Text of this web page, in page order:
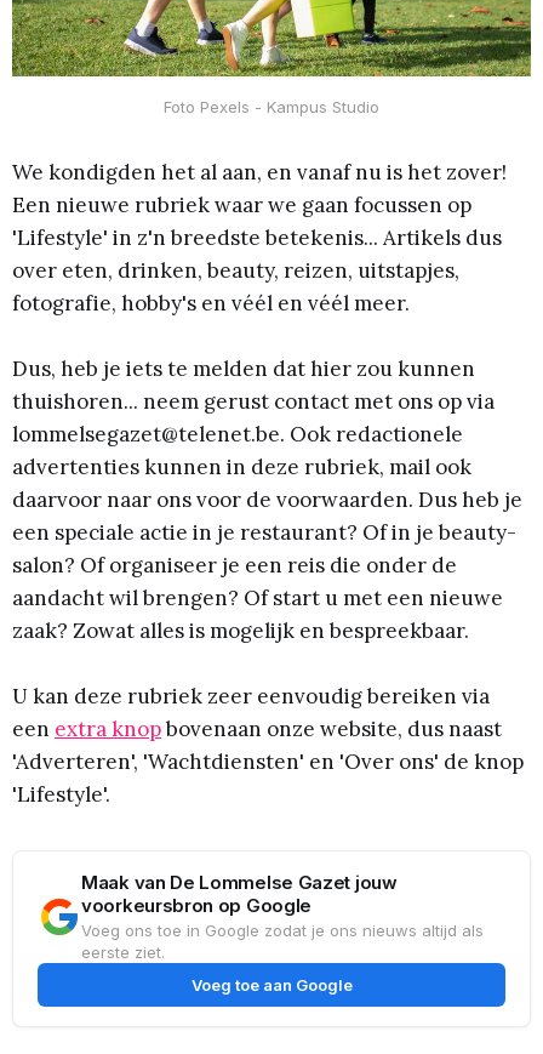
Foto Pexels - Kampus Studio
We kondigden het al aan, en vanaf nu is het zover!
Een nieuwe rubriek waar we gaan focussen op
'Lifestyle' in z'n breedste betekenis... Artikels dus
over eten, drinken, beauty, reizen, uitstapjes,
fotografie, hobby's en véél en véél meer.
Dus, heb je iets te melden dat hier zou kunnen
thuishoren... neem gerust contact met ons op via
lommelsegazet@telenet.be. Ook redactionele
advertenties kunnen in deze rubriek, mail ook
daarvoor naar ons voor de voorwaarden. Dus heb je
een speciale actie in je restaurant? Of in je beauty-
salon? Of organiseer je een reis die onder de
aandacht wil brengen? Of start u met een nieuwe
zaak? Zowat alles is mogelijk en bespreekbaar.
U kan deze rubriek zeer eenvoudig bereiken via
een extra knopbovenaan onze website, dus naast
'Adverteren', 'Wachtdiensten' en 'Over ons' de knop
'Lifestyle'.
Maak van De Lommelse Gazet jouw
voorkeursbron op Google
Voeg ons toe in Google zodat je ons nieuws altijd als
eerste ziet.
Voeg toe aan Google